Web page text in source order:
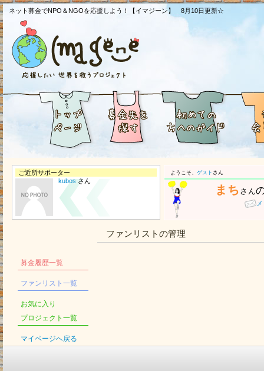
ネット募金でNPO＆NGOを応援しよう！【イマジーン】 8月10日更新☆
ご近所サポーター
kubosさん
ようこそ、 ゲスト さん
まち さん
募金履歴一覧
ファンリスト一覧
お気に入り
プロジェクト一覧
マイページへ戻る
ファンリストの管理